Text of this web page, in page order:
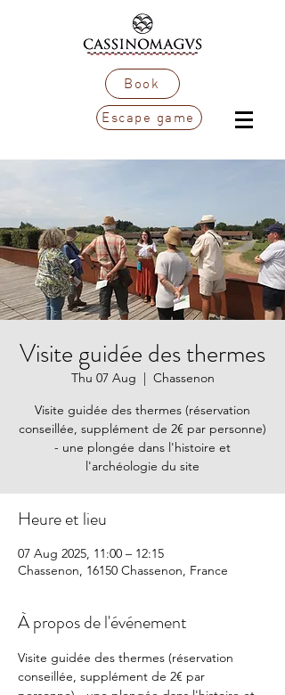
Book
Escape game
Visite guidée des thermes
Thu 07 Aug
  |
Chassenon
Visite guidée des thermes (réservation
conseillée, supplément de 2€ par personne)
- une plongée dans l'histoire et
l'archéologie du site
Heure et lieu
07 Aug 2025, 11:00 – 12:15
Chassenon, 16150 Chassenon, France
À propos de l'événement
Visite guidée des thermes (réservation
conseillée, supplément de 2€ par